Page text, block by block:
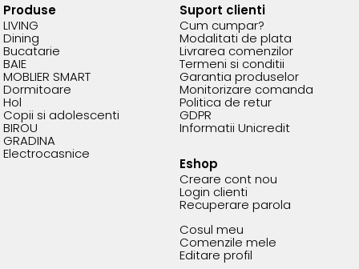
Produse
LIVING
Dining
Bucatarie
BAIE
MOBLIER SMART
Dormitoare
Hol
Copii si adolescenti
BIROU
GRADINA
Electrocasnice
Suport clienti
Cum cumpar?
Modalitati de plata
Livrarea comenzilor
Termeni si conditii
Garantia produselor
Monitorizare comanda
Politica de retur
GDPR
Informatii Unicredit
Eshop
Creare cont nou
Login clienti
Recuperare parola
Cosul meu
Comenzile mele
Editare profil